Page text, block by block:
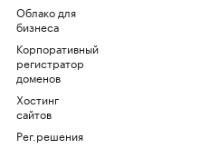
Облако для
бизнеса
Корпоративный
регистратор
доменов
Хостинг
сайтов
Рег.решения